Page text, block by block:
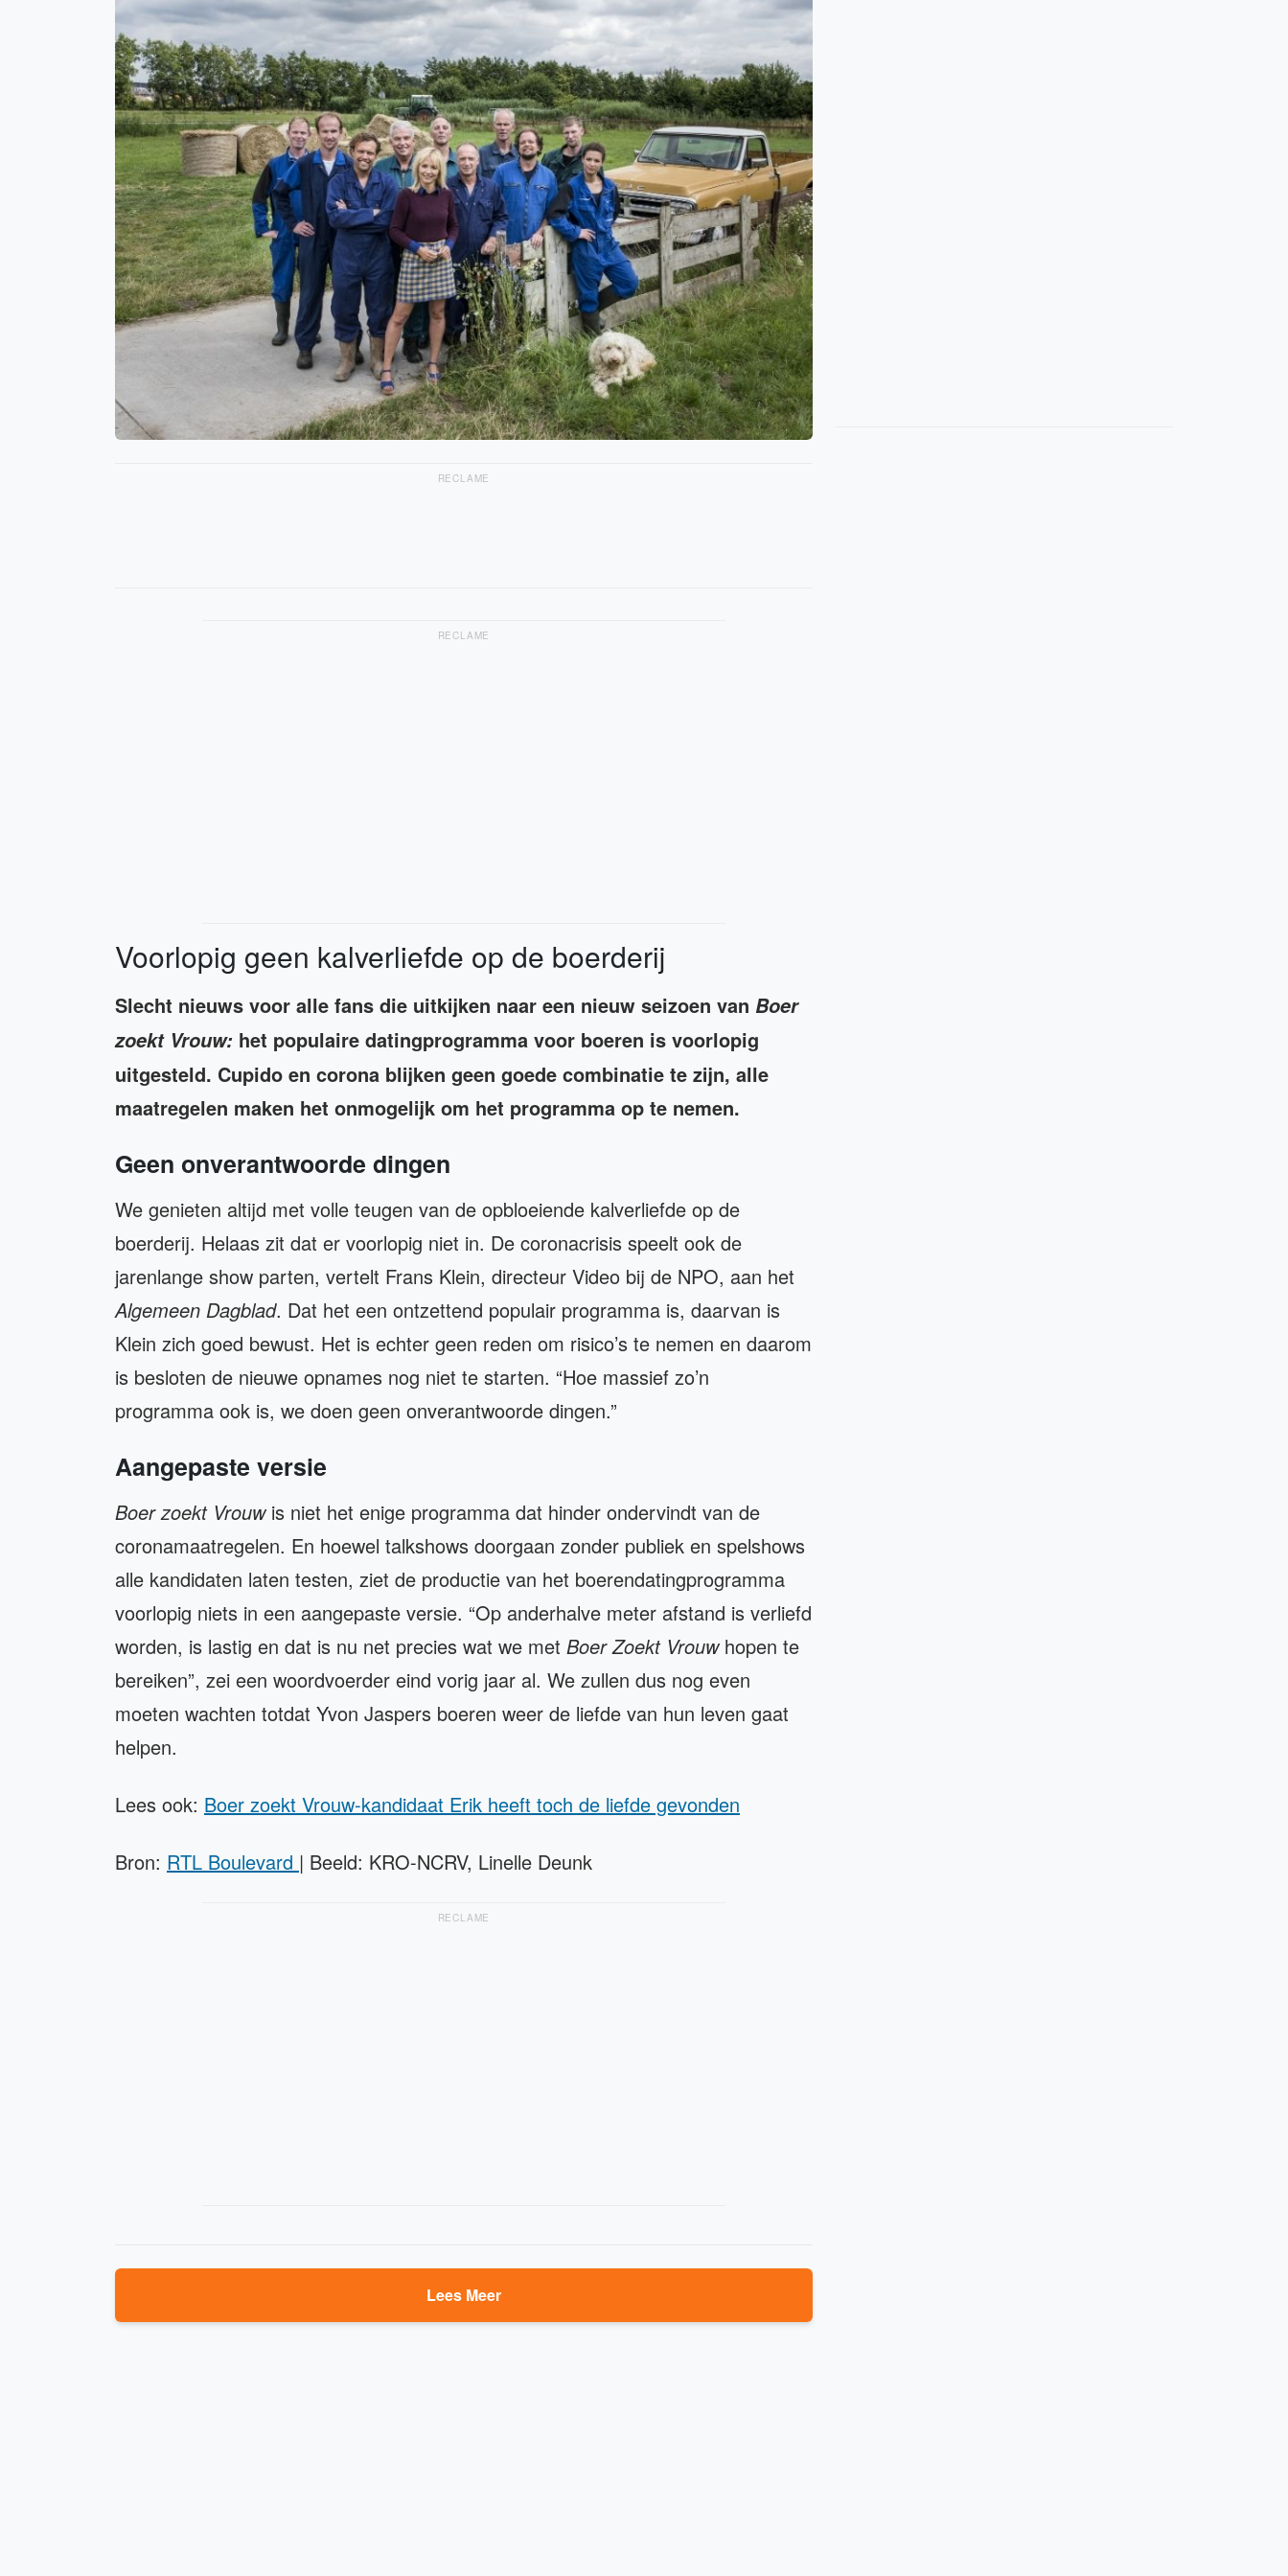
RECLAME
RECLAME
Voorlopig geen kalverliefde op de boerderij
Slecht nieuws voor alle fans die uitkijken naar een nieuw seizoen van Boer
zoekt Vrouw: het populaire datingprogramma voor boeren is voorlopig
uitgesteld. Cupido en corona blijken geen goede combinatie te zijn, alle
maatregelen maken het onmogelijk om het programma op te nemen.
Geen onverantwoorde dingen
We genieten altijd met volle teugen van de opbloeiende kalverliefde op de
boerderij. Helaas zit dat er voorlopig niet in. De coronacrisis speelt ook de
jarenlange show parten, vertelt Frans Klein, directeur Video bij de NPO, aan het
Algemeen Dagblad. Dat het een ontzettend populair programma is, daarvan is
Klein zich goed bewust. Het is echter geen reden om risico’s te nemen en daarom
is besloten de nieuwe opnames nog niet te starten. “Hoe massief zo’n
programma ook is, we doen geen onverantwoorde dingen.”
Aangepaste versie
Boer zoekt Vrouwis niet het enige programma dat hinder ondervindt van de
coronamaatregelen. En hoewel talkshows doorgaan zonder publiek en spelshows
alle kandidaten laten testen, ziet de productie van het boerendatingprogramma
voorlopig niets in een aangepaste versie. “Op anderhalve meter afstand is verliefd
worden, is lastig en dat is nu net precies wat we met Boer Zoekt Vrouwhopen te
bereiken”, zei een woordvoerder eind vorig jaar al. We zullen dus nog even
moeten wachten totdat Yvon Jaspers boeren weer de liefde van hun leven gaat
helpen.
Lees ook: Boer zoekt Vrouw-kandidaat Erik heeft toch de liefde gevonden
Bron: RTL Boulevard | Beeld: KRO-NCRV, Linelle Deunk
RECLAME
Lees Meer